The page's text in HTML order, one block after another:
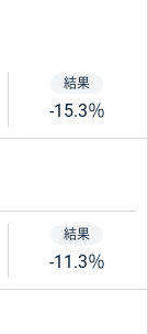
-15.3％
-11.3％